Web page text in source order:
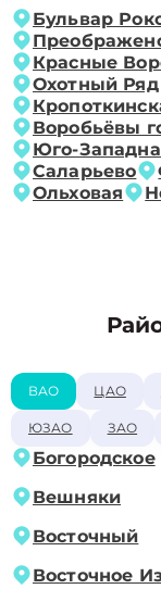
Бульвар
Красные
Охотный Ряд
Воробьёвы
Юго-
Саларьево
Ольховая
ВАО ЦАО
ЮЗАО ЗАО
Богородское
Вешняки
Восточный
Восточное